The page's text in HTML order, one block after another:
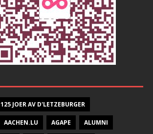
125 JOER AV D'LETZEBURGER
AACHEN.LU AGAPE ALUMNI